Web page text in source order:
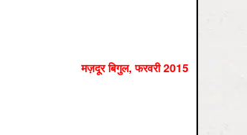
मज़दूर बिगुल,फरवरी2015